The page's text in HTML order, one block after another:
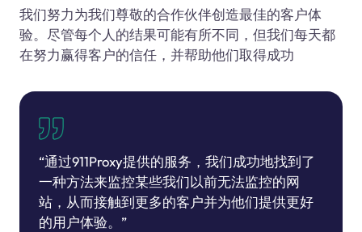
我们努力为我们尊敬的合作伙伴创造最佳的客户体
验。尽管每个人的结果可能有所不同，但我们每天都
在努力赢得客户的信任，并帮助他们取得成功
“通过911Proxy提供的服务，我们成功地找到了
一种方法来监控某些我们以前无法监控的网
站，从而接触到更多的客户并为他们提供更好
的用户体验。”